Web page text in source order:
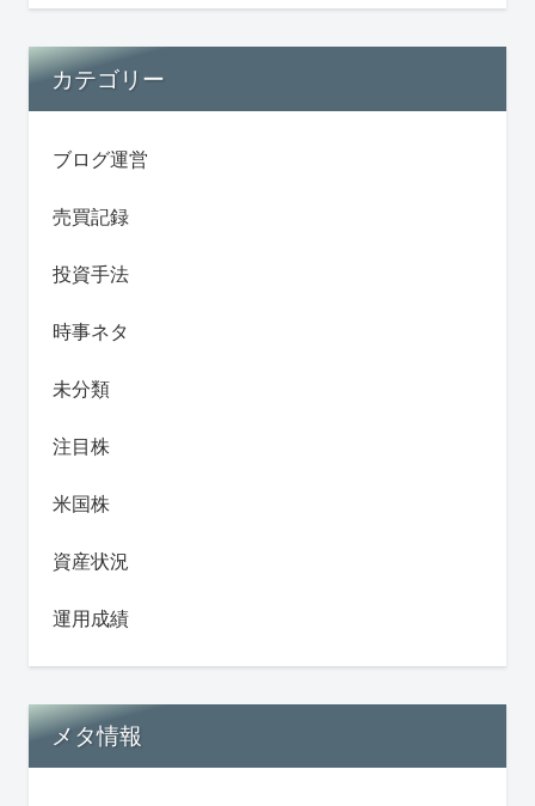
カテゴリー
ブログ運営
売買記録
投資手法
時事ネタ
未分類
注目株
米国株
資産状況
運用成績
メタ情報